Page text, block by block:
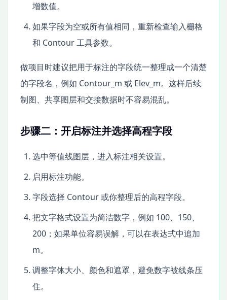
增数值。
如果字段为空或所有值相同，重新检查输入栅格
和 Contour 工具参数。
做项目时建议把用于标注的字段统一整理成一个清楚
的字段名，例如 Contour_m 或 Elev_m。这样后续
制图、共享图层和交接数据时不容易混乱。
步骤二：开启标注并选择高程字段
选中等值线图层，进入标注相关设置。
启用标注功能。
字段选择 Contour 或你整理后的高程字段。
把文字格式设置为简洁数字，例如 100、150、
200；如果单位容易误解，可以在表达式中追加
m。
调整字体大小、颜色和遮罩，避免数字被线条压
住。